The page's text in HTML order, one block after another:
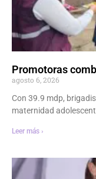
Promotoras
agosto 6, 2026
Con 39.9 mdp,
maternidad
Leer más ›